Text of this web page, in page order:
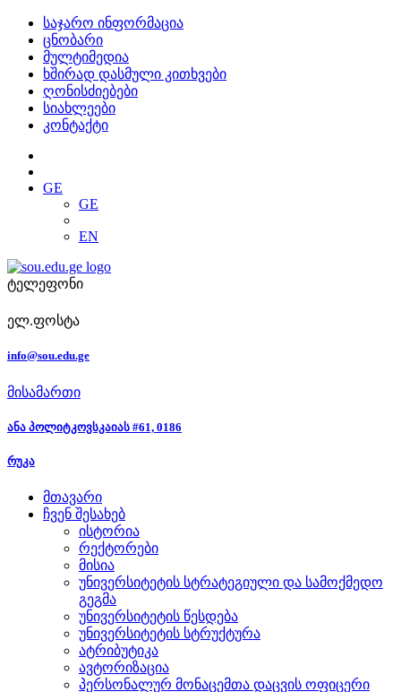
საჯარო ინფორმაცია
ცნობარი
მულტიმედია
ხშირად დასმული კითხვები
ღონისძიებები
სიახლეები
კონტაქტი
GE
GE
EN
ტელეფონი
ელ.ფოსტა
info@sou.edu.ge
მისამართი
ანა პოლიტკოვსკაიას #61, 0186
რუკა
მთავარი
ჩვენ შესახებ
ისტორია
რექტორები
მისია
უნივერსიტეტის სტრატეგიული და სამოქმედო
გეგმა
უნივერსიტეტის წესდება
უნივერსიტეტის სტრუქტურა
ატრიბუტიკა
ავტორიზაცია
პერსონალურ მონაცემთა დაცვის ოფიცერი